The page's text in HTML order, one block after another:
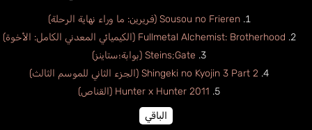
Sousou no Frieren (فريرين: ما وراء نهاية الرحلة)
Fullmetal Alchemist: Brotherhood (الكيميائي المعدني الكامل: الأخوة)
Steins;Gate (بوابة؛ستاينز)
Shingeki no Kyojin 3 Part 2 (الجزء الثاني للموسم الثالث)
Hunter x Hunter 2011 (القناص)
الباقي